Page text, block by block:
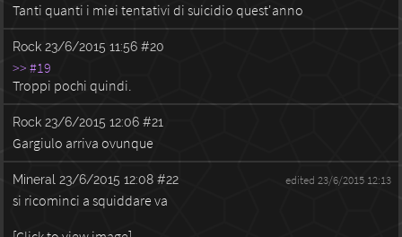
Tanti quanti i miei tentativi di suicidio quest'anno
Rock 23/6/2015 11:56 #20
>> #19
Troppi pochi quindi.
Rock 23/6/2015 12:06 #21
Gargiulo arriva ovunque
Mineral 23/6/2015 12:08 #22 edited 23/6/2015 12:13
si ricominci a squiddare va